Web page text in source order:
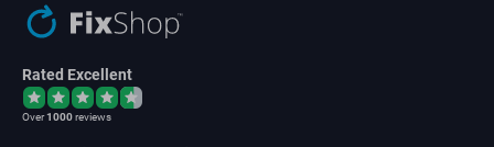
Rated Excellent
Over1000reviews